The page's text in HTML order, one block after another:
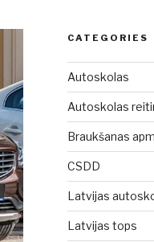
CATEGORIES
Autoskolas
Autoskolas
Braukšanas
CSDD
Latvijas
Latvijas tops